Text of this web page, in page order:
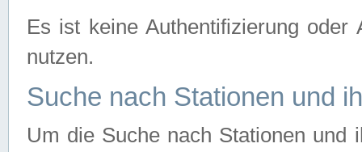
Es ist keine Authentifizierung
nutzen.
Suche nach Stationen und
Um die Suche nach Stationen und